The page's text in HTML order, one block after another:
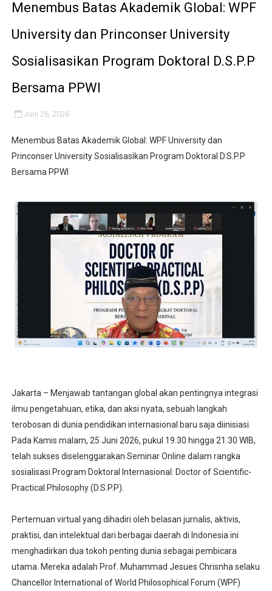
Menembus Batas Akademik Global: WPF
University dan Princonser University
Sosialisasikan Program Doktoral D.S.P.P
Bersama PPWI
Juni 26, 2026
Menembus Batas Akademik Global: WPF University dan
Princonser University Sosialisasikan Program Doktoral D.S.P.P
Bersama PPWI
Jakarta – Menjawab tantangan global akan pentingnya integrasi
ilmu pengetahuan, etika, dan aksi nyata, sebuah langkah
terobosan di dunia pendidikan internasional baru saja diinisiasi.
Pada Kamis malam, 25 Juni 2026, pukul 19.30 hingga 21.30 WIB,
telah sukses diselenggarakan Seminar Online dalam rangka
sosialisasi Program Doktoral Internasional: Doctor of Scientific-
Practical Philosophy (D.S.P.P).
Pertemuan virtual yang dihadiri oleh belasan jurnalis, aktivis,
praktisi, dan intelektual dari berbagai daerah di Indonesia ini
menghadirkan dua tokoh penting dunia sebagai pembicara
utama. Mereka adalah Prof. Muhammad Jesues Chrisnha selaku
Chancellor International of World Philosophical Forum (WPF)